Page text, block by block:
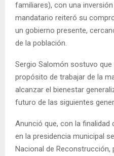
familiares), con una
mandatario reiteró su
un gobierno presente,
de la población.
Sergio Salomón sostuvo
propósito de trabajar de la
alcanzar el bienestar
futuro de las siguientes
Anunció que, con la finalidad
en la presidencia municipal
Nacional de